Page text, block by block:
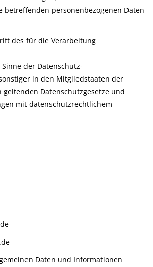
betreffenden personenbezogenen Daten
des für die Verarbeitung
der Datenschutz-
in den Mitgliedstaaten der
geltenden Datenschutzgesetze und
mit datenschutzrechtlichem
Daten und Informationen